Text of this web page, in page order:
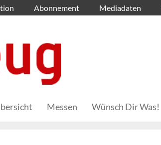
Abonnement Mediadaten
Messen Wünsch Dir Was!